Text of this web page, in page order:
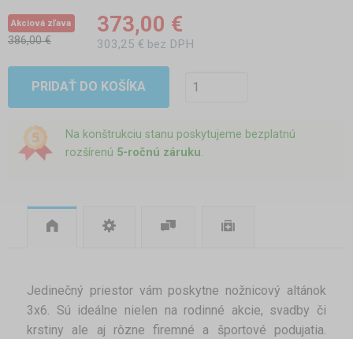
Akciová zľava
386,00 €
373,00 €
303,25 € bez DPH
PRIDAŤ DO KOŠÍKA
Na konštrukciu stanu poskytujeme bezplatnú
rozšírenú 5-ročnú záruku.
Jedinečný priestor vám poskytne nožnicový altánok
3x6. Sú ideálne nielen na rodinné akcie, svadby či
krstiny ale aj rôzne firemné a športové podujatia.